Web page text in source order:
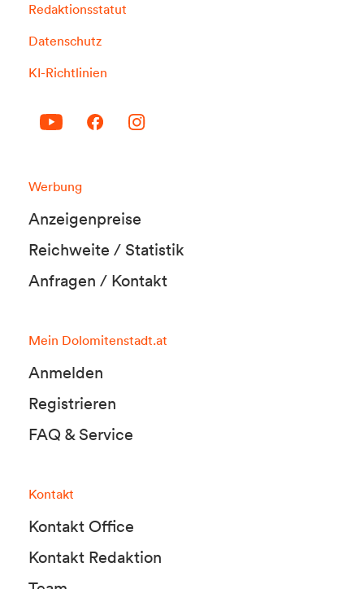
Redaktionsstatut
Datenschutz
KI-Richtlinien
Werbung
Anzeigenpreise
Reichweite / Statistik
Anfragen / Kontakt
Mein Dolomitenstadt.at
Anmelden
Registrieren
FAQ & Service
Kontakt
Kontakt Office
Kontakt Redaktion